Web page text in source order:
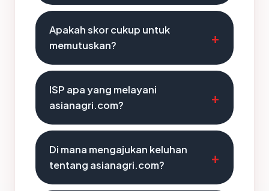
Apakah skor cukup untuk
memutuskan?
ISP apa yang melayani
asianagri.com?
Di mana mengajukan keluhan
tentang asianagri.com?